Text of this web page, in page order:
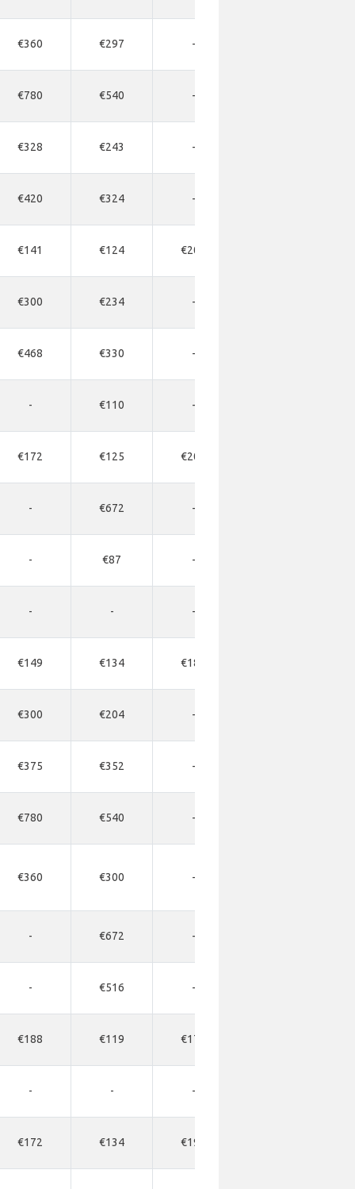
€360 €297 -
€780 €540 -
€328 €243 -
€420 €324 -
€141 €124 €203
€300 €234 -
€468 €330 -
- €110 -
€172 €125 €203
- €672 -
- €87 -
- - -
€149 €134 €188
€300 €204 -
€375 €352 -
€780 €540 -
€360 €300 -
- €672 -
- €516 -
€188 €119 €172
- - -
€172 €134 €194